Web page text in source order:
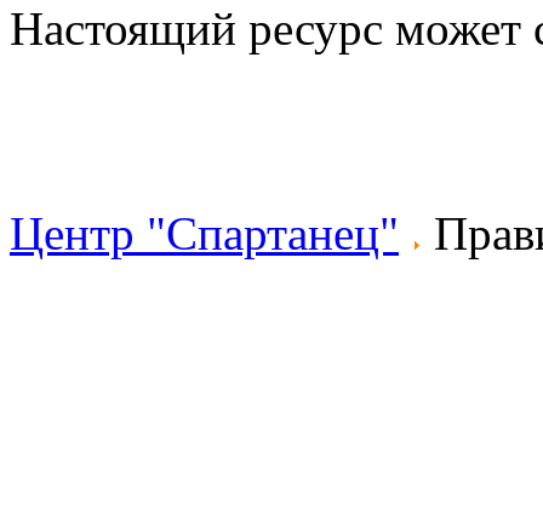
Настоящий ресурс может
Центр "Спартанец"